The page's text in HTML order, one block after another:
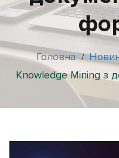
Головна /
Knowledge Mining з